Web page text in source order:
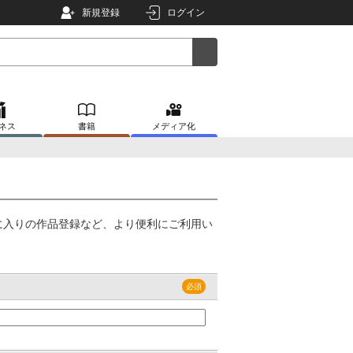
新規登録 ログイン
ス 書籍 メディア化
りの作品登録など、より便利にご利用い